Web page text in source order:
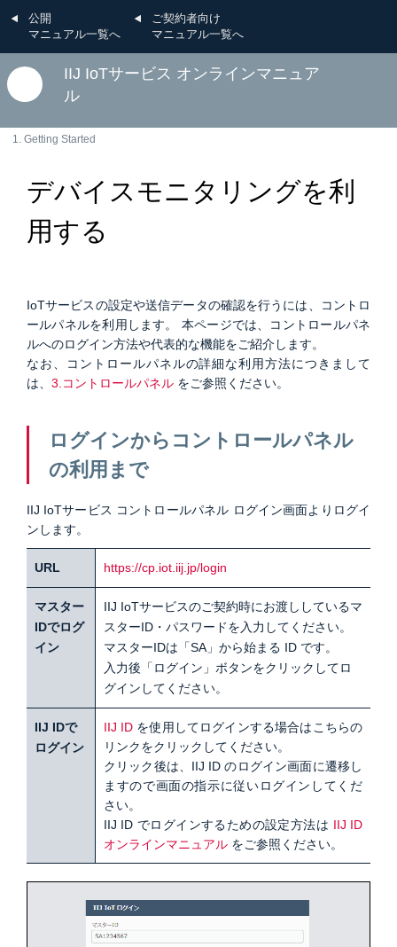
公開
マニュアル一覧へ
ご契約者向け
マニュアル一覧へ
IIJ IoTサービス オンラインマニュア
ル
1. Getting Started
デバイスモニタリングを利
用する
IoTサービスの設定や送信データの確認を行うには、コントロ
ールパネルを利用します。 本ページでは、コントロールパネ
ルへのログイン方法や代表的な機能をご紹介します。
なお、コントロールパネルの詳細な利用方法につきまして
は、 3.コントロールパネル をご参照ください。
ログインからコントロールパネル
の利用まで
IIJ IoTサービス コントロールパネル ログイン画面よりログイ
ンします。
URL https://cp.iot.iij.jp/login
マスター
IDでログ
イン
IIJ IoTサービスのご契約時にお渡ししているマ
スターID・パスワードを入力してください。
マスターIDは「SA」から始まる ID です。
入力後「ログイン」ボタンをクリックしてロ
グインしてください。
IIJ IDで
ログイン
IIJ ID を使用してログインする場合はこちらの
リンクをクリックしてください。
クリック後は、IIJ ID のログイン画面に遷移し
ますので画面の指示に従いログインしてくだ
さい。
IIJ ID でログインするための設定方法は IIJ ID
オンラインマニュアル をご参照ください。